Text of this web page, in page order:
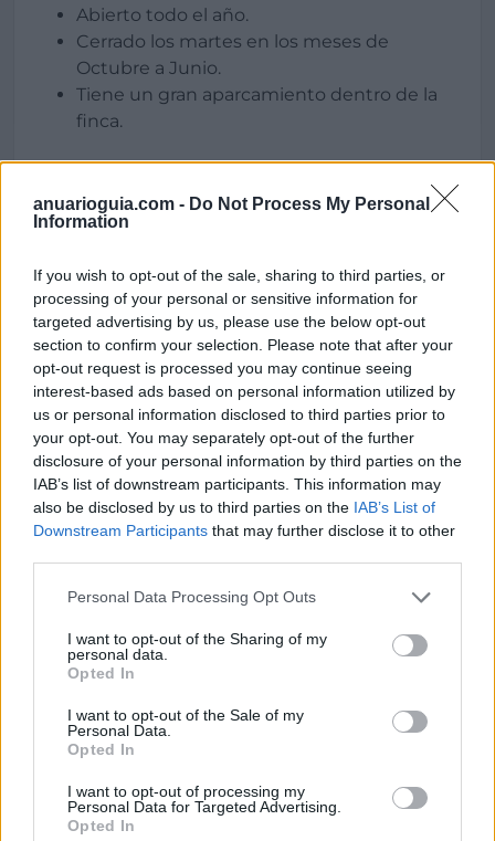
anuarioguia.com - Do Not Process My Personal
Information
If you wish to opt-out of the sale, sharing to third parties, or
processing of your personal or sensitive information for
targeted advertising by us, please use the below opt-out
section to confirm your selection. Please note that after your
opt-out request is processed you may continue seeing
interest-based ads based on personal information utilized by
us or personal information disclosed to third parties prior to
your opt-out. You may separately opt-out of the further
disclosure of your personal information by third parties on the
IAB’s list of downstream participants. This information may
also be disclosed by us to third parties on the IAB’s List of
Downstream Participants that may further disclose it to other
Personal Data Processing Opt Outs
I want to opt-out of the Sharing of my
personal data.
Opted In
I want to opt-out of the Sale of my
Personal Data.
Opted In
I want to opt-out of processing my
Personal Data for Targeted Advertising.
Opted In
Abierto todo el año.
Cerrado los martes en los meses de
Octubre a Junio.
Tiene un gran aparcamiento dentro de la
finca.
Restaurante El Rodeo
Carretera de Chilla, km 2,700,
05480 Candeleda (Avila)
Región
España
Castilla y León
Avila
Candeleda
Contacto
Dirección
Carretera de Chilla, km 2,700,
Teléfono